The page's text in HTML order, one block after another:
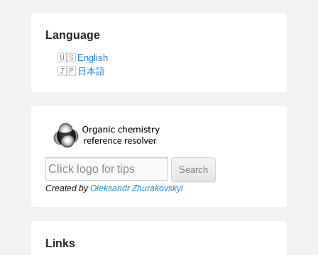
Language
English
日本語
Created byOleksandr Zhurakovskyi
Links